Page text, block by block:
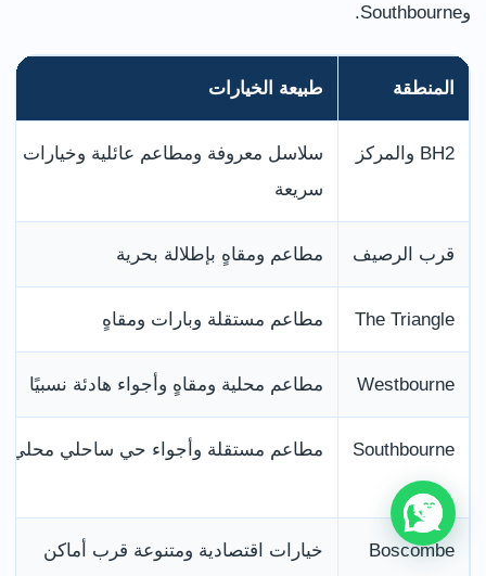
وSouthbourne.
المنطقة طبيعة الخيارات
BH2 والمركز
سلاسل معروفة ومطاعم عائلية وخيارات
سريعة
قرب الرصيف مطاعم ومقاهٍ بإطلالة بحرية
The Triangle مطاعم مستقلة وبارات ومقاهٍ
Westbourne مطاعم محلية ومقاهٍ وأجواء هادئة نسبيًا
Southbourne مطاعم مستقلة وأجواء حي ساحلي محلي
Boscombe
خيارات اقتصادية ومتنوعة قرب أماكن